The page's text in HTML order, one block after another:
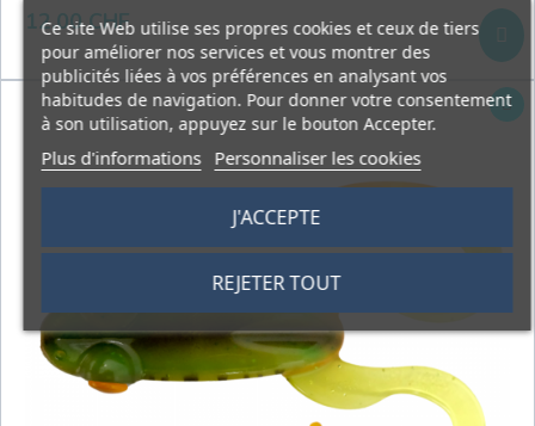
12,00 CHF
Ce site Web utilise ses propres cookies et ceux de tiers
pour améliorer nos services et vous montrer des
publicités liées à vos préférences en analysant vos
habitudes de navigation. Pour donner votre consentement
à son utilisation, appuyez sur le bouton Accepter.
Plus d'informations Personnaliser les cookies
REJETER TOUT
J'ACCEPTE